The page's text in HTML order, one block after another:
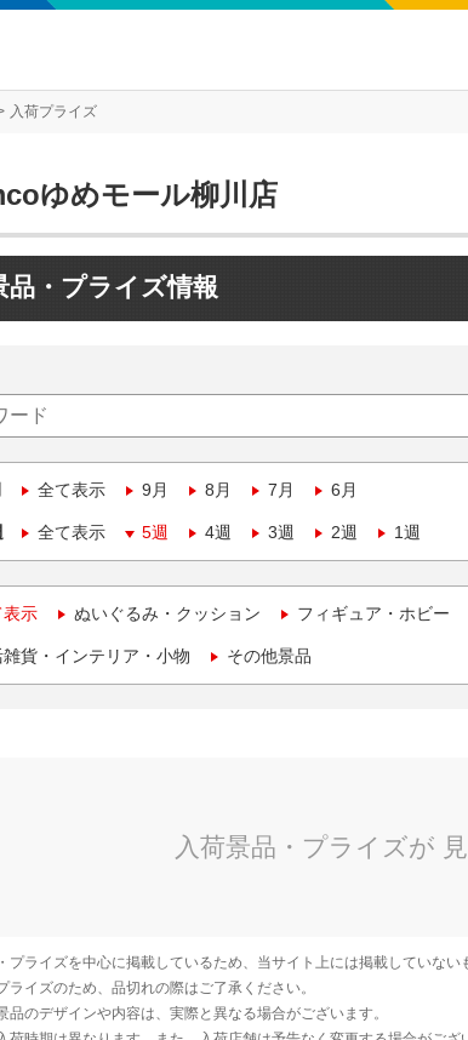
入荷プライズ
ゆめモール柳川店
品・プライズ情報
全て表示 9月 8月 7月 6月
全て表示 5週 4週 3週 2週 1週
表示 ぬいぐるみ・クッション フィギュア・ホビー
貨・インテリア・小物 その他景品